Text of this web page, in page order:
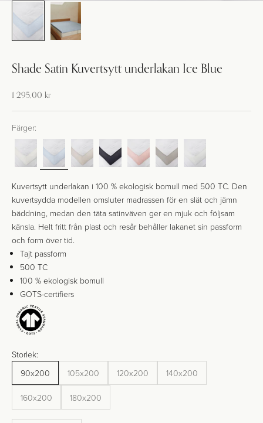
Shade Satin Kuvertsytt underlakan Ice Blue
Kampanj-pris
1 295,00 kr
Färger:
Kuvertsytt underlakan i 100 % ekologisk bomull med 500 TC. Den
kuvertsydda modellen omsluter madrassen för en slät och jämn
bäddning, medan den täta satinväven ger en mjuk och följsam
känsla. Helt fritt från plast och resår behåller lakanet sin passform
och form över tid.
Tajt passform
500 TC
100 % ekologisk bomull
GOTS-certifiers
Storlek:
90x200
105x200 120x200 140x200
160x200 180x200